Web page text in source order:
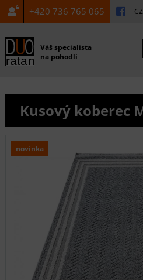
+420 736 765 065
Váš specialista
na pohodlí
Kusový koberec
novinka